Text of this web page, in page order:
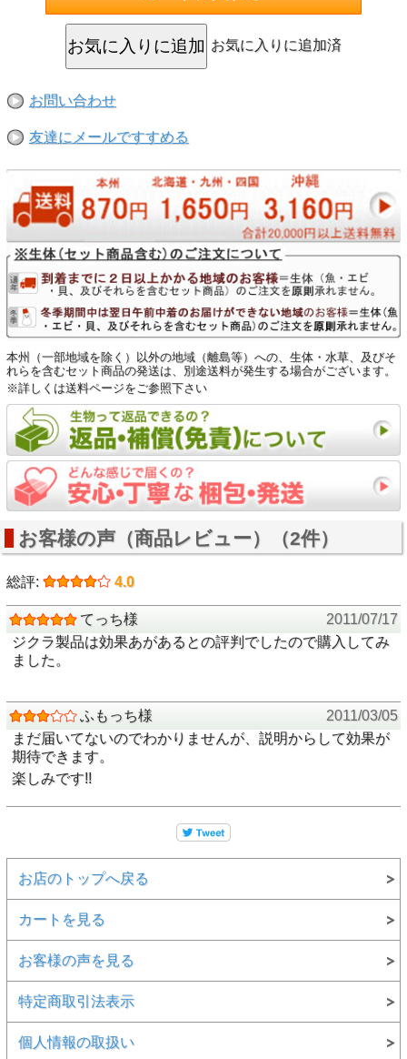
お気に入りに追加済
お問い合わせ
友達にメールですすめる
本州（一部地域を除く）以外の地域（離島等）への、生体・水草、及びそ
れらを含むセット商品の発送は、別途送料が発生する場合がございます。
※詳しくは送料ページをご参照下さい
お客様の声（商品レビュー）（2件）
総評: 4.0
てっち様
2011/07/17
ジクラ製品は効果あがあるとの評判でしたので購入してみ
ました。
ふもっち様
2011/03/05
まだ届いてないのでわかりませんが、説明からして効果が
期待できます。
楽しみです!!
お店のトップへ戻る
カートを見る
お客様の声を見る
特定商取引法表示
個人情報の取扱い